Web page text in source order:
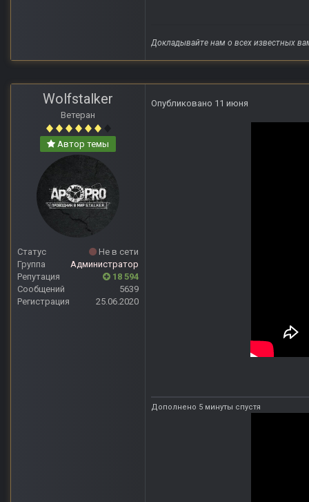
Докладывайте нам о всех известных
Wolfstalker
Ветеран
Автор темы
Статус
Не в сети
Группа
Администратор
Репутация
18 594
Сообщений
5639
Регистрация
25.06.2020
Опубликовано 11 июня
Дополнено 5 минуты спустя